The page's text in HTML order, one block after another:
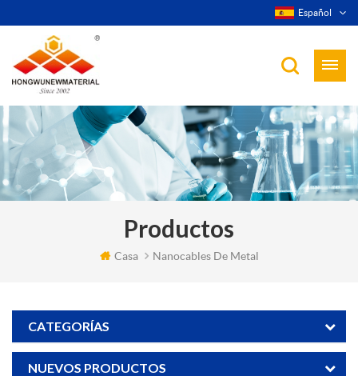
Español
Productos
Casa Nanocables De Metal
CATEGORÍAS
NUEVOS PRODUCTOS